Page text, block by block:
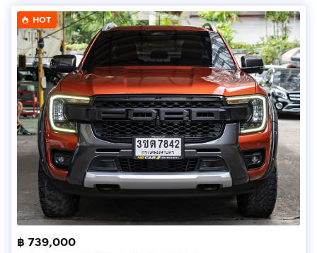
HOT
฿ 739,000